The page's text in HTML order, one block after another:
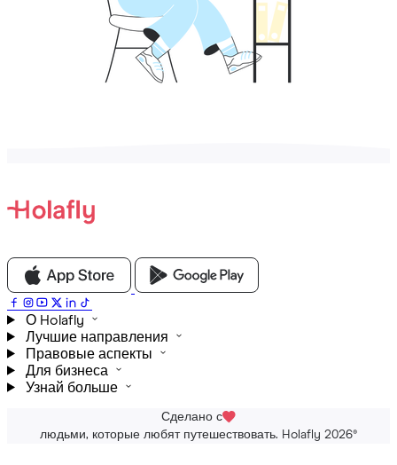
О Holafly
Лучшие направления
Правовые аспекты
Для бизнеса
Узнай больше
Сделано с
людьми, которые любят путешествовать. Holafly 2026®